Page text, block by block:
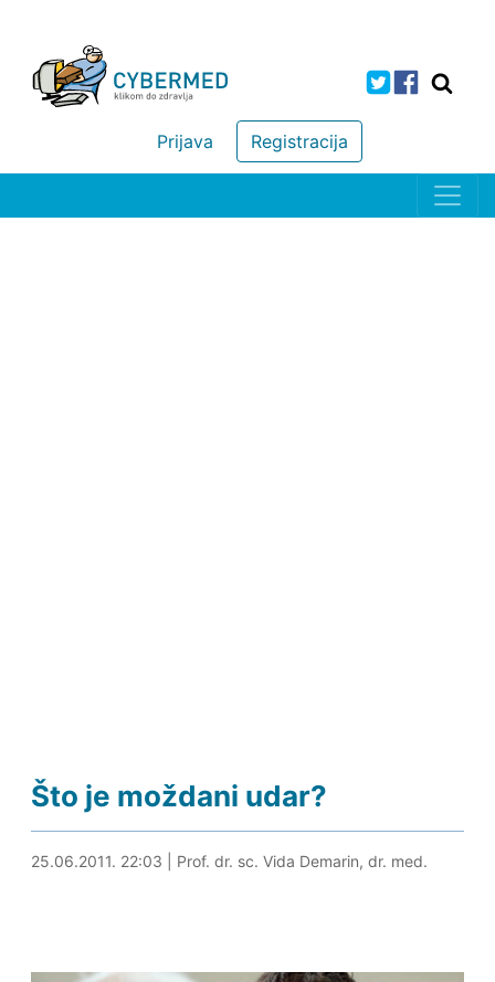
Registracija
Prijava
Što je moždani udar?
12.09.2024. 12:30
25.06.2011. 22:03 Prof. dr. sc. Vida Demarin, dr. med.